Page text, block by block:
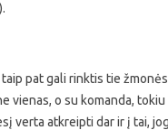
pat gali rinktis tie
vienas, o su komanda,
verta atkreipti dar ir į tai,